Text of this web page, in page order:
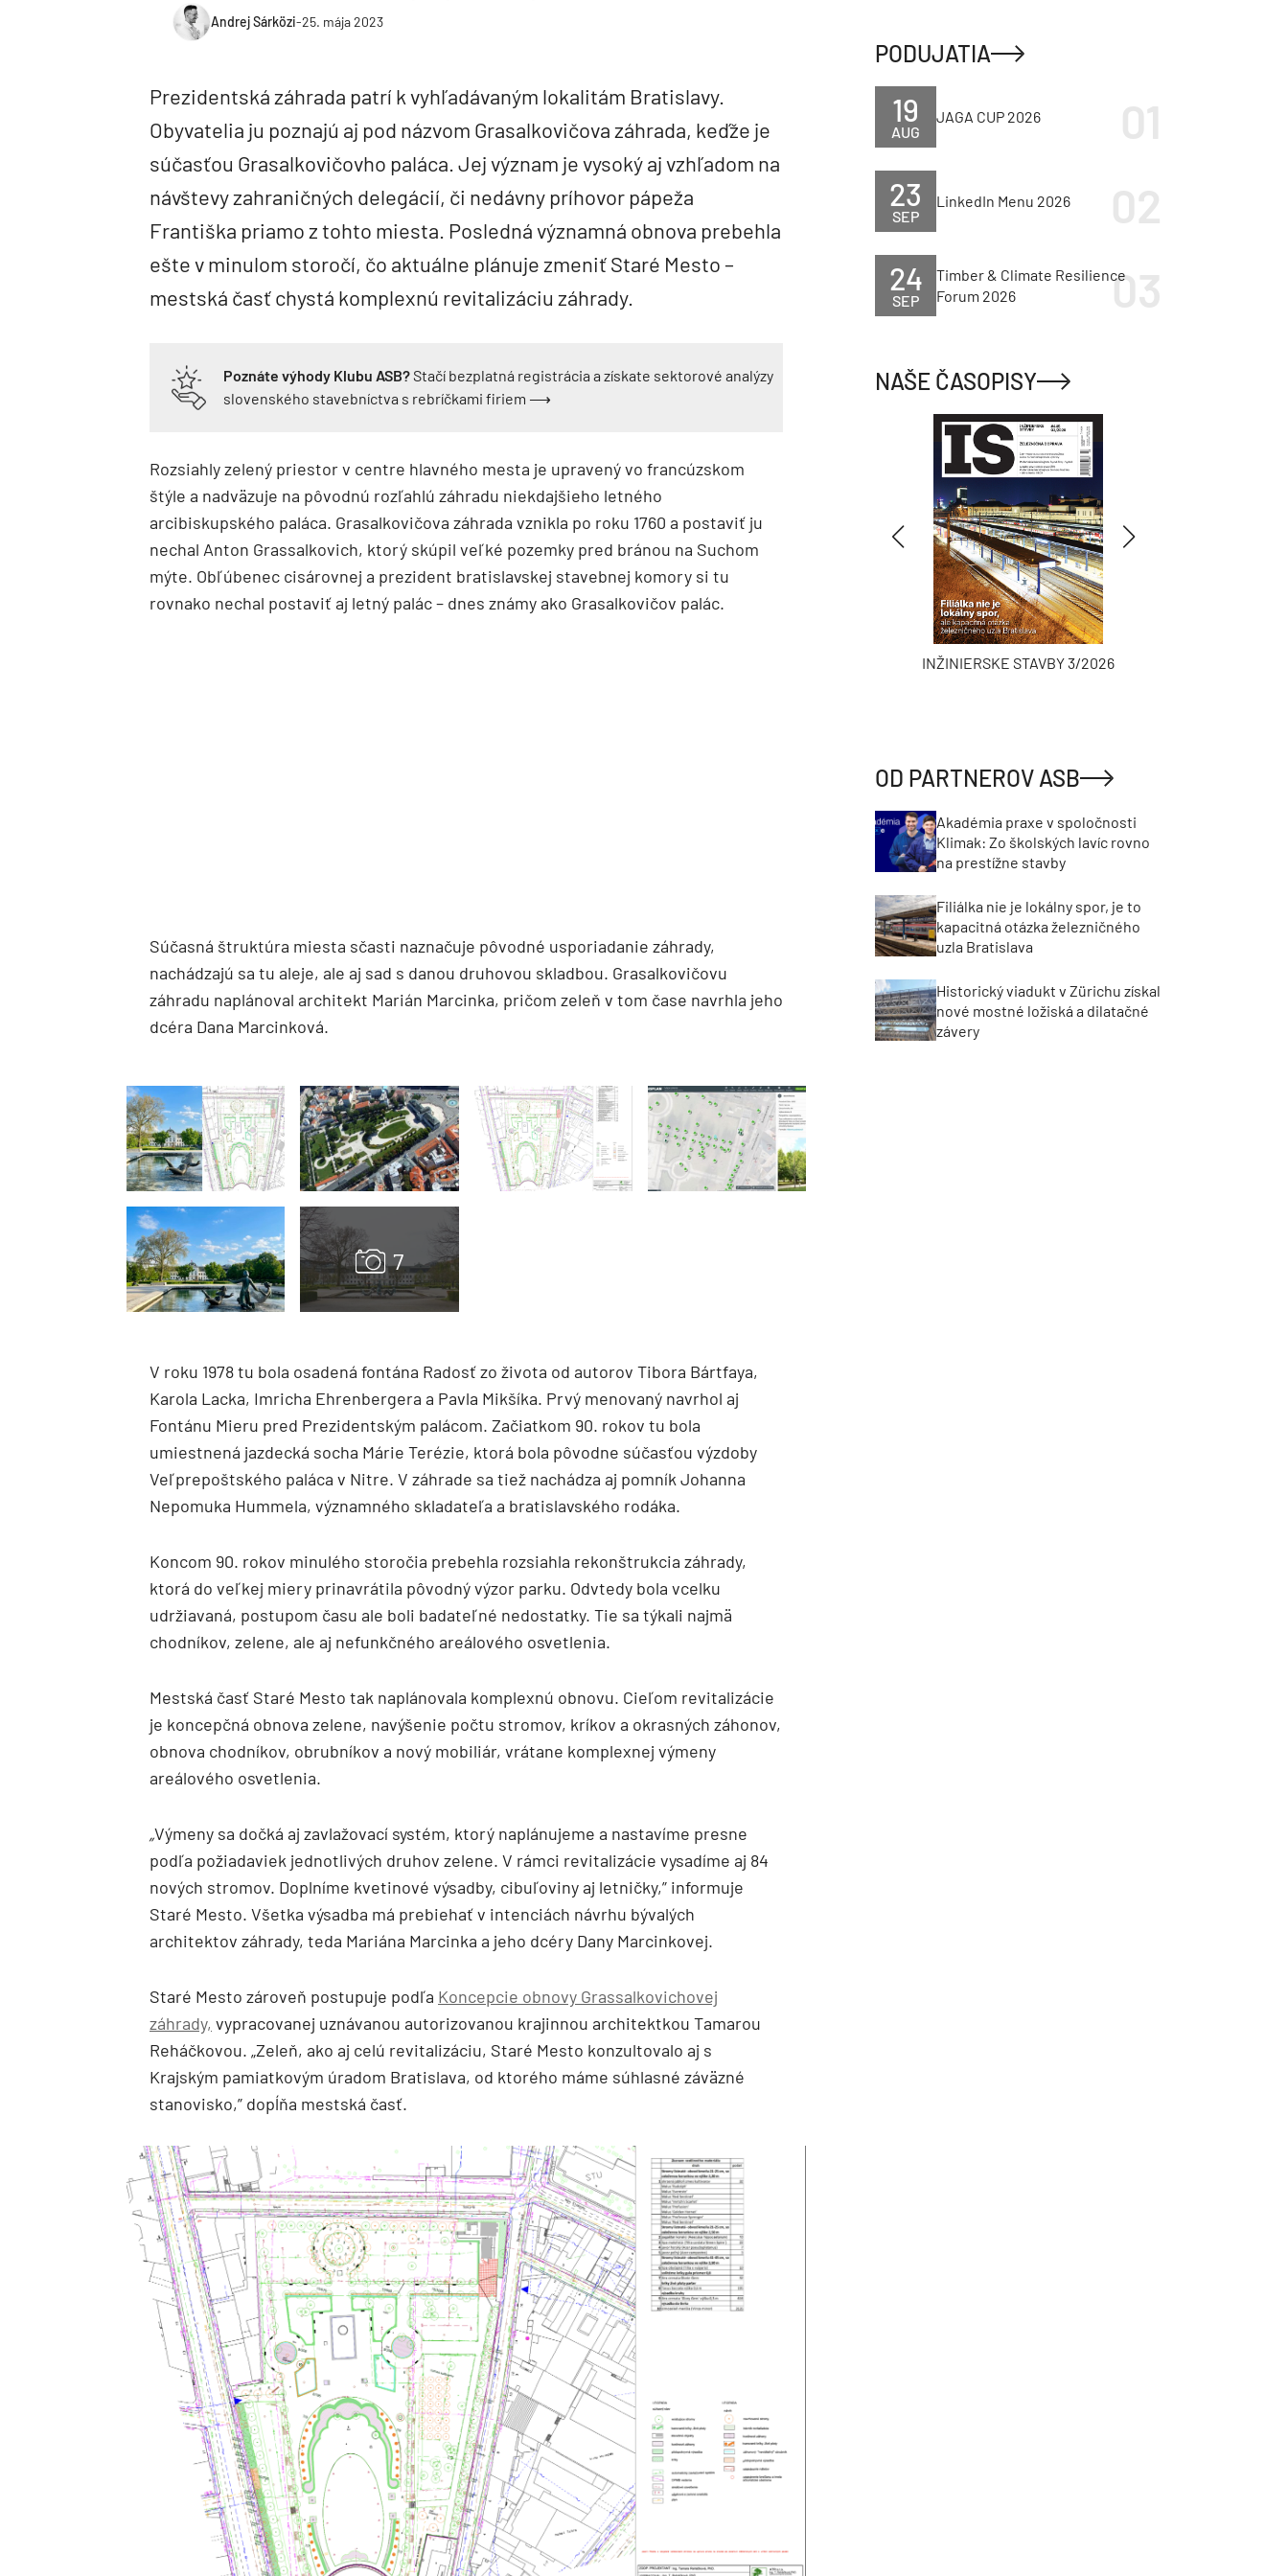
Andrej Sárközi-25. mája 2023
Prezidentská záhrada patrí k vyhľadávaným lokalitám Bratislavy.
Obyvatelia ju poznajú aj pod názvom Grasalkovičova záhrada, keďže je
súčasťou Grasalkovičovho paláca. Jej význam je vysoký aj vzhľadom na
návštevy zahraničných delegácií, či nedávny príhovor pápeža
Františka priamo z tohto miesta. Posledná významná obnova prebehla
ešte v minulom storočí, čo aktuálne plánuje zmeniť Staré Mesto –
mestská časť chystá komplexnú revitalizáciu záhrady.
Poznáte výhody Klubu ASB?Stačí bezplatná registrácia a získate sektorové analýzy
slovenského stavebníctva s rebríčkami firiem ⟶
Rozsiahly zelený priestor v centre hlavného mesta je upravený vo francúzskom
štýle a nadväzuje na pôvodnú rozľahlú záhradu niekdajšieho letného
arcibiskupského paláca. Grasalkovičova záhrada vznikla po roku 1760 a postaviť ju
nechal Anton Grassalkovich, ktorý skúpil veľké pozemky pred bránou na Suchom
mýte. Obľúbenec cisárovnej a prezident bratislavskej stavebnej komory si tu
rovnako nechal postaviť aj letný palác – dnes známy ako Grasalkovičov palác.
Súčasná štruktúra miesta sčasti naznačuje pôvodné usporiadanie záhrady,
nachádzajú sa tu aleje, ale aj sad s danou druhovou skladbou. Grasalkovičovu
záhradu naplánoval architekt Marián Marcinka, pričom zeleň v tom čase navrhla jeho
dcéra Dana Marcinková.
V roku 1978 tu bola osadená fontána Radosť zo života od autorov Tibora Bártfaya,
Karola Lacka, Imricha Ehrenbergera a Pavla Mikšíka. Prvý menovaný navrhol aj
Fontánu Mieru pred Prezidentským palácom. Začiatkom 90. rokov tu bola
umiestnená jazdecká socha Márie Terézie, ktorá bola pôvodne súčasťou výzdoby
Veľprepoštského paláca v Nitre. V záhrade sa tiež nachádza aj pomník Johanna
Nepomuka Hummela, významného skladateľa a bratislavského rodáka.
Koncom 90. rokov minulého storočia prebehla rozsiahla rekonštrukcia záhrady,
ktorá do veľkej miery prinavrátila pôvodný výzor parku. Odvtedy bola vcelku
udržiavaná, postupom času ale boli badateľné nedostatky. Tie sa týkali najmä
chodníkov, zelene, ale aj nefunkčného areálového osvetlenia.
Mestská časť Staré Mesto tak naplánovala komplexnú obnovu. Cieľom revitalizácie
je koncepčná obnova zelene, navýšenie počtu stromov, kríkov a okrasných záhonov,
obnova chodníkov, obrubníkov a nový mobiliár, vrátane komplexnej výmeny
areálového osvetlenia.
„Výmeny sa dočká aj zavlažovací systém, ktorý naplánujeme a nastavíme presne
podľa požiadaviek jednotlivých druhov zelene. V rámci revitalizácie vysadíme aj 84
nových stromov. Doplníme kvetinové výsadby, cibuľoviny aj letničky,” informuje
Staré Mesto. Všetka výsadba má prebiehať v intenciách návrhu bývalých
architektov záhrady, teda Mariána Marcinka a jeho dcéry Dany Marcinkovej.
Staré Mesto zároveň postupuje podľa Koncepcie obnovy Grassalkovichovej
záhrady, vypracovanej uznávanou autorizovanou krajinnou architektkou Tamarou
Reháčkovou. „Zeleň, ako aj celú revitalizáciu, Staré Mesto konzultovalo aj s
Krajským pamiatkovým úradom Bratislava, od ktorého máme súhlasné záväzné
stanovisko,” dopĺňa mestská časť.
PODUJATIA
AUG
19 JAGA CUP 2026
SEP
23 LinkedIn Menu 2026
SEP
24
Timber & Climate Resilience
Forum 2026
NAŠE ČASOPISY
INŽINIERSKE STAVBY 3/2026
OD PARTNEROV ASB
Akadémia praxe v spoločnosti
Klimak: Zo školských lavíc rovno
na prestížne stavby
Filiálka nie je lokálny spor, je to
kapacitná otázka železničného
uzla Bratislava
Historický viadukt v Zürichu získal
nové mostné ložiská a dilatačné
závery